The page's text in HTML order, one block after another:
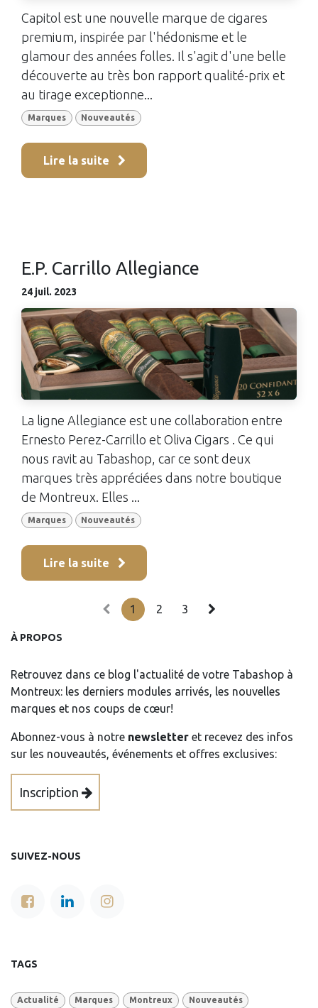
Capitol est une nouvelle marque de cigares
premium, inspirée par l'hédonisme et le
glamour des années folles. Il s'agit d'une belle
découverte au très bon rapport qualité-prix et
au tirage exceptionne...
Marques Nouveautés
Lire la suite
E.P. Carrillo Allegiance
24 juil. 2023
La ligne Allegiance est une collaboration entre
Ernesto Perez-Carrillo et Oliva Cigars . Ce qui
nous ravit au Tabashop, car ce sont deux
marques très appréciées dans notre boutique
de Montreux. Elles ...
Marques Nouveautés
Lire la suite
1 2 3
À PROPOS
Retrouvez dans ce blog l'actualité de votre Tabashop à
Montreux: les derniers modules arrivés, les nouvelles
marques et nos coups de cœur!
Abonnez-vous à notre newsletter et recevez des infos
sur les nouveautés, événements et offres exclusives:
Inscription
SUIVEZ-NOUS
TAGS
Actualité Marques Montreux Nouveautés